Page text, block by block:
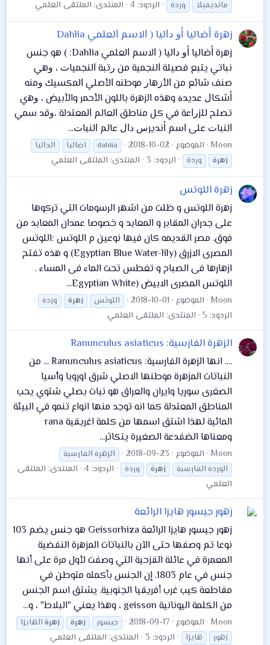
مانديفيلا
وردة الردود: 4 المنتدى: الملتقى العلمي
زهرة ﺃﺿﺎﻟﻴﺎ ﺃﻭ ﺩﺍﻟﻴﺎ ‏( ﺍﻻﺳﻢ ﺍﻟﻌﻠﻤﻲ Dahlia
زهرة ﺃﺿﺎﻟﻴﺎ ﺃﻭ ﺩﺍﻟﻴﺎ ‏( ﺍﻻﺳﻢ ﺍﻟﻌﻠﻤﻲ Dahlia: ‏) ﻫﻮ ﺟﻨﺲ
ﻧﺒﺎﺗﻲ ﻳﺘﺒﻊ ﻓﺼﻴﻠﺔ ﺍﻟﻨﺠﻤﻴﺔ ﻣﻦ ﺭﺗﺒﺔ ﺍﻟﻨﺠﻤﻴﺎﺕ ‏، ﻭﻫﻲ
ﺻﻨﻒ ﺷﺎﺋﻊ ﻣﻦ ﺍﻷﺯﻫﺎﺭ ﻣﻮﻃﻨﻪ ﺍﻷﺻﻠﻲ ﺍﻟﻤﻜﺴﻴﻚ ﻭﻣﻨﻪ
ﺃﺷﻜﺎﻝ ﻋﺪﻳﺪﺓ وهذه الزهرة باللون الأحمر والأبيض ، ﻭﻫي
تصلح ﻟﻠﺰﺭﺍﻋﺔ ﻓﻲ ﻛﻞ ﻣﻨﺎﻃﻖ ﺍﻟﻌﺎﻟﻢ ﺍﻟﻤﻌﺘﺪﻟﺔ ،ﻭﻗﺪ ﺳﻤﻲ
ﺍﻟﻨﺒﺎﺕ ﻋﻠﻰ ﺍﺳﻢ ﺃﻧﺪﻳﺮﺱ ﺩﺍﻝ ﻋﺎﻟﻢ ﺍﻟﻨﺒﺎﺕ...
Moon الموضوع 2018-10-02
dahlia اضاليا
الداليا
زهرة
وردة الردود: 3 المنتدى: الملتقى العلمي
زهرة اللوتس
زهرة اللوتس و ظلت من اشهر الرسومات التي تركوها
على جدران المقابر و المعابد و خصوصا عمدان المعابد من
فوق. مصر القديمه كان فيها نوعين م اللوتس :اللوتس
المصرى الازرق (Egyptian Blue Water-lily) و هذه تفتح
ازهارها فى الصباح و تغطس تحت الماء فى المساء .
اللوتس المصرى الابيض (Egyptian White...
Moon الموضوع 2018-10-01 اللوتس زهرة وردة
الردود: 5 المنتدى: الملتقى العلمي
الزهرة الفارسية: Ranunculus asiaticus
.... انها الزهرة الفارسية: Ranunculus asiaticus ... من
النباتات المزهرة موطنها الاصلي شرق اوروبا وٱسيا
الصغرى سوريا وايران والعراق هو نبات بصلي شتوي يحب
المناطق المعتدلة كما انه توجد منها انواع تنمو في البيئة
المائية لهذا اشتق اسمها من كلمة اغريقية rana
ومعناها الضفدعة الصغيرة يتكاثر...
Moon الموضوع 2018-09-23
الزهرة الفارسية
الوردة الفارسية
زهرة وردة الردود: 4 المنتدى: الملتقى
العلمي
زهور جيسور هايزا الرائعة
زهور جيسور هايزا الرائعة Geissorhiza هو جنس يضم 103
نوعا تم وصفها حتى الآن بالنباتات المزهرة النفضية
المعمرة في عائلة القزحية التي وصفت لأول مرة على أنها
جنس في عام 1803. إن الجنس بأكمله متوطن في
مقاطعة كيب غرب أفريقيا الجنوبية. يشتق اسم الجنس
من الكلمة اليونانية geisson ، وهذا يعني "البلاط" ، و...
Moon الموضوع 2018-09-17 جيسور زهرة زهرة الهايزا
زهور
هايزا الردود: 3 المنتدى: الملتقى العلمي